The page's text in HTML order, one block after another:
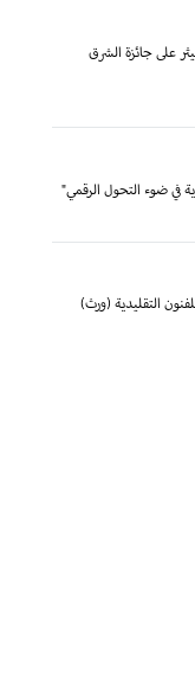
على جائزة الشرق
في ضوء التحول الرقمي"
التقليدية (ورث)